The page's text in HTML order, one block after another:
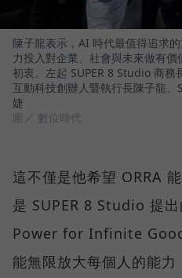
陳子龍表示，AI 時代最值得追求
力投入對企業、社會與未來做有
初衷。左起 SUPER 8 Studio 商務
互動科技創辦人暨執行長陳子龍
婕
圖／ 數位時代
這不僅是他希望 ORRA
是 SUPER 8 Studio 提
Power for Infinite
能無限放大每個人的能